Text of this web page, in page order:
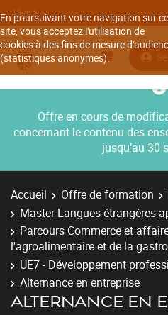
En poursuivant votre navigation sur ce
site, vous acceptez l'utilisation de
cookies à des fins de mesure
(statistiques anonymes).
Aller à
Offre en cours de
concernant le contenu des
jusqu’au 30
Accueil Offre de formation
Master Langues étrangères
Parcours Commerce et
l'agroalimentaire et de la
UE7 - Développement
Alternance en entreprise
ALTERNANCE EN